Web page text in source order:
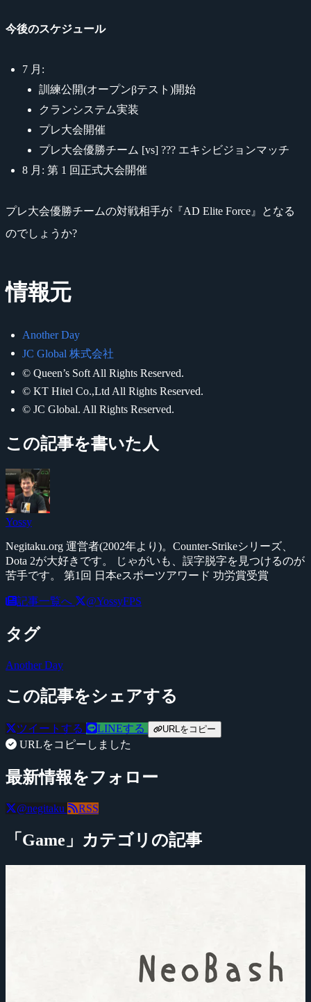
今後のスケジュール
7 月:
訓練公開(オープンβテスト)開始
クランシステム実装
プレ大会開催
プレ大会優勝チーム [vs] ??? エキシビジョンマッチ
8 月: 第 1 回正式大会開催
プレ大会優勝チームの対戦相手が『AD Elite Force』となる
のでしょうか?
情報元
Another Day
JC Global 株式会社
© Queen’s Soft All Rights Reserved.
© KT Hitel Co.,Ltd All Rights Reserved.
© JC Global. All Rights Reserved.
この記事を書いた人
Yossy
Negitaku.org 運営者(2002年より)。Counter-Strikeシリーズ、
Dota 2が大好きです。 じゃがいも、誤字脱字を見つけるのが
苦手です。 第1回 日本eスポーツアワード 功労賞受賞
記事一覧へ @YossyFPS
タグ
Another Day
この記事をシェアする
ツイートする LINEする URLをコピー
URLをコピーしました
最新情報をフォロー
@negitaku RSS
「Game」カテゴリの記事